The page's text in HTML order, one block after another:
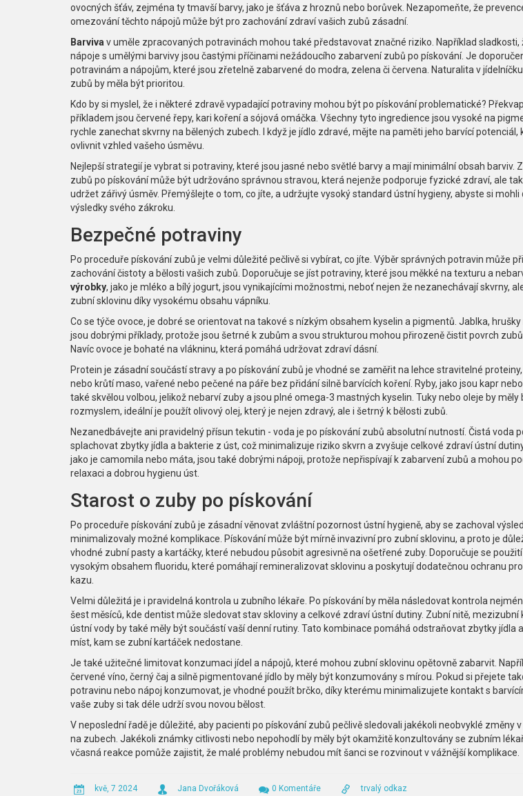
ovocných šťáv, zejména ty tmavší barvy, jako je šťáva z hroznů nebo borůvek. Nezapomeňte, že
omezování těchto nápojů může být pro zachování zdraví vašich zubů zásadní.
Barviva v uměle zpracovaných potravinách mohou také představovat značné riziko. Například sladkosti,
nápoje s umělými barvivy jsou častými příčinami nežádoucího zabarvení zubů po pískování. Je
potravinám a nápojům, které jsou zřetelně zabarvené do modra, zelena či červena. Naturalita v
zubů by měla být prioritou.
Kdo by si myslel, že i některé zdravě vypadající potraviny mohou být po pískování problematické?
příkladem jsou červené řepy, kari koření a sójová omáčka. Všechny tyto ingredience jsou vysoké na
rychle zanechat skvrny na bělených zubech. I když je jídlo zdravé, mějte na paměti jeho barvící potenciál,
ovlivnit vzhled vašeho úsměvu.
Nejlepší strategií je vybrat si potraviny, které jsou jasné nebo světlé barvy a mají minimální obsah barviv.
zubů po pískování může být udržováno správnou stravou, která nejenže podporuje fyzické zdraví, ale
udržet zářivý úsměv. Přemýšlejte o tom, co jíte, a udržujte vysoký standard ústní hygieny, abyste si mohli
výsledky svého zákroku.
Bezpečné potraviny
Po proceduře pískování zubů je velmi důležité pečlivě si vybírat, co jíte. Výběr správných potravin může
zachování čistoty a bělosti vašich zubů. Doporučuje se jíst potraviny, které jsou měkké na texturu a
výrobky, jako je mléko a bílý jogurt, jsou vynikajícími možnostmi, neboť nejen že nezanechávají skvrny,
zubní sklovinu díky vysokému obsahu vápníku.
Co se týče ovoce, je dobré se orientovat na takové s nízkým obsahem kyselin a pigmentů. Jablka,
jsou dobrými příklady, protože jsou šetrné k zubům a svou strukturou mohou přirozeně čistit povrch zubů
Navíc ovoce je bohaté na vlákninu, která pomáhá udržovat zdraví dásní.
Protein je zásadní součástí stravy a po pískování zubů je vhodné se zaměřit na lehce stravitelné
nebo krůtí maso, vařené nebo pečené na páře bez přidání silně barvících koření. Ryby, jako jsou kapr
také skvělou volbou, jelikož nebarví zuby a jsou plné omega-3 mastných kyselin. Tuky nebo oleje by měly
rozmyslem, ideální je použít olivový olej, který je nejen zdravý, ale i šetrný k bělosti zubů.
Nezanedbávejte ani pravidelný přísun tekutin - voda je po pískování zubů absolutní nutností. Čistá voda
splachovat zbytky jídla a bakterie z úst, což minimalizuje riziko skvrn a zvyšuje celkové zdraví ústní
jako je camomila nebo máta, jsou také dobrými nápoji, protože nepřispívají k zabarvení zubů a mohou
relaxaci a dobrou hygienu úst.
Starost o zuby po pískování
Po proceduře pískování zubů je zásadní věnovat zvláštní pozornost ústní hygieně, aby se zachoval
minimalizovaly možné komplikace. Pískování může být mírně invazivní pro zubní sklovinu, a proto je
vhodné zubní pasty a kartáčky, které nebudou působit agresivně na ošetřené zuby. Doporučuje se
vysokým obsahem fluoridu, které pomáhají remineralizovat sklovinu a poskytují dodatečnou ochranu
kazu.
Velmi důležitá je i pravidelná kontrola u zubního lékaře. Po pískování by měla následovat kontrola
šest měsíců, kde dentist může sledovat stav skloviny a celkové zdraví ústní dutiny. Zubní nitě, mezizubní
ústní vody by také měly být součástí vaší denní rutiny. Tato kombinace pomáhá odstraňovat zbytky jídla
míst, kam se zubní kartáček nedostane.
Je také užitečné limitovat konzumaci jídel a nápojů, které mohou zubní sklovinu opětovně zabarvit.
červené víno, černý čaj a silně pigmentované jídlo by měly být konzumovány s mírou. Pokud si přejete
potravinu nebo nápoj konzumovat, je vhodné použít brčko, díky kterému minimalizujete kontakt s
vaše zuby si tak déle udrží svou novou bělost.
V neposlední řadě je důležité, aby pacienti po pískování zubů pečlivě sledovali jakékoli neobvyklé změny
na zubech. Jakékoli známky citlivosti nebo nepohodlí by měly být okamžitě konzultovány se zubním
včasná reakce pomůže zajistit, že malé problémy nebudou mít šanci se rozvinout v vážnější komplikace.
kvě, 7 2024 Jana Dvořáková 0 Komentáře trvalý odkaz